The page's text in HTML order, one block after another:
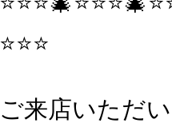
⭐️⭐️⭐️
ご来店いただ